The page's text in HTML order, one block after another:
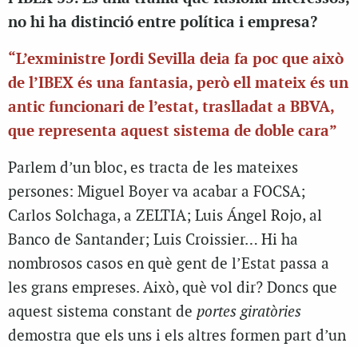
no hi ha distinció entre política i empresa?
“L’exministre Jordi Sevilla deia fa poc que això
de l’IBEX és una fantasia, però ell mateix és un
antic funcionari de l’estat, traslladat a BBVA,
que representa aquest sistema de doble cara”
Parlem d’un bloc, es tracta de les mateixes
persones: Miguel Boyer va acabar a FOCSA;
Carlos Solchaga, a ZELTIA; Luis Ángel Rojo, al
Banco de Santander; Luis Croissier… Hi ha
nombrosos casos en què gent de l’Estat passa a
les grans empreses. Això, què vol dir? Doncs que
aquest sistema constant de portes giratòries
demostra que els uns i els altres formen part d’un